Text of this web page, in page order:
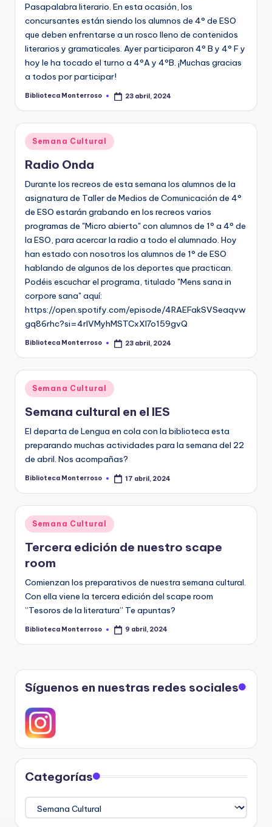
Pasapalabra literario. En esta ocasión, los
concursantes están siendo los alumnos de 4° de ESO
que deben enfrentarse a un rosco lleno de contenidos
literarios y gramaticales. Ayer participaron 4° B y 4° F y
hoy le ha tocado el turno a 4°A y 4°B. ¡Muchas gracias
a todos por participar!
Publicado
Biblioteca Monterroso 23 abril, 2024
Publicado
en
Semana Cultural
Radio Onda
Durante los recreos de esta semana los alumnos de la
asignatura de Taller de Medios de Comunicación de 4°
de ESO estarán grabando en los recreos varios
programas de "Micro abierto" con alumnos de 1° a 4° de
la ESO, para acercar la radio a todo el alumnado. Hoy
han estado con nosotros los alumnos de 1° de ESO
hablando de algunos de los deportes que practican.
Podéis escuchar el programa, titulado "Mens sana in
corpore sana" aquí:
https://open.spotify.com/episode/4RAEFakSVSeaqvw
gq86rhc?si=4rIVMyhMSTCxXl7o159gvQ
Publicado
Biblioteca Monterroso 23 abril, 2024
Publicado
en
Semana Cultural
Semana cultural en el IES
El departa de Lengua en cola con la biblioteca esta
preparando muchas actividades para la semana del 22
de abril. Nos acompañas?
Publicado
Biblioteca Monterroso 17 abril, 2024
Publicado
en
Semana Cultural
Tercera edición de nuestro scape
room
Comienzan los preparativos de nuestra semana cultural.
Con ella viene la tercera edición del scape room
”Tesoros de la literatura” Te apuntas?
Publicado
Biblioteca Monterroso 9 abril, 2024
Síguenos en nuestras redes sociales
Categorías
Categorías